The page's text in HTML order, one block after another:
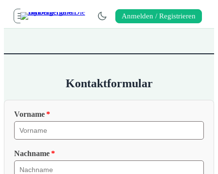
Anmelden / Registrieren
Kontaktformular
Vorname
Nachname